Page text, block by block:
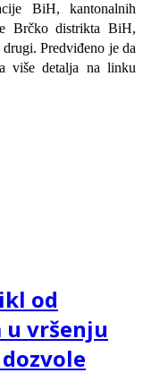
BiH, kantonalnih
Brčko distrikta BiH,
Predviđeno je da
a više detalja na linku
od
vršenju